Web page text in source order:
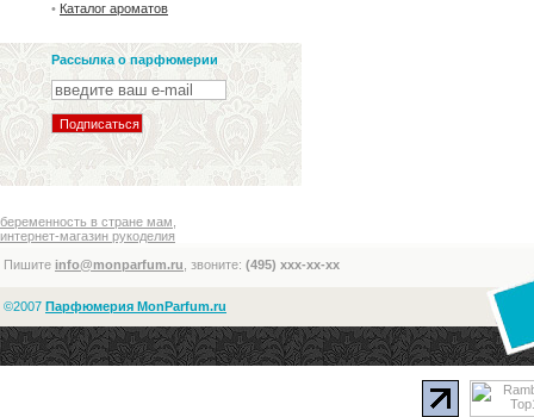
• Каталог ароматов
Рассылка о парфюмерии
беременность в стране мам
интернет-магазин рукоделия
Пишите info@monparfum.ru , звоните: (495) xxx-xx-xx
©2007 Парфюмерия MonParfum.ru